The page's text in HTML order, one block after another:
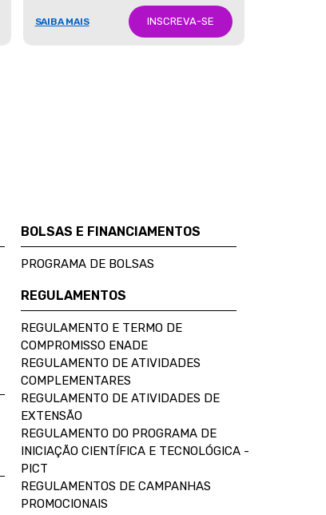
SAIBA MAIS INSCREVA-SE
BOLSAS E FINANCIAMENTOS
PROGRAMA DE BOLSAS
REGULAMENTOS
REGULAMENTO E TERMO DE
COMPROMISSO ENADE
REGULAMENTO DE ATIVIDADES
COMPLEMENTARES
REGULAMENTO DE ATIVIDADES DE
EXTENSÃO
REGULAMENTO DO PROGRAMA DE
INICIAÇÃO CIENTÍFICA E TECNOLÓGICA -
PICT
REGULAMENTOS DE CAMPANHAS
PROMOCIONAIS